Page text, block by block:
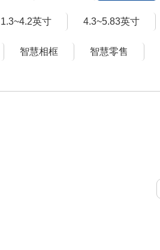
1.3~4.2英寸 4.3~5.83英寸
智慧相框 智慧零售